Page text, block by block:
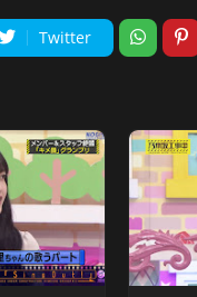
Twitter